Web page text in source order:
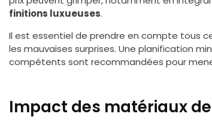
finitions luxueuses.
Il est essentiel de prendre en compte tous
les mauvaises surprises. Une planification
compétents sont recommandées pour
Impact des matériaux